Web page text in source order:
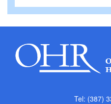
Tel: (387)